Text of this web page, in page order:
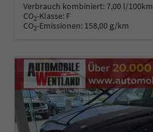
Verbrauch kombiniert:7,00 l/100km
CO2-Klasse: F
CO2-Emissionen: 158,00 g/km